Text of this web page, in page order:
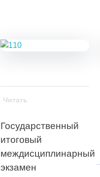
Государственный
итоговый
междисциплинарный
экзамен
Читать